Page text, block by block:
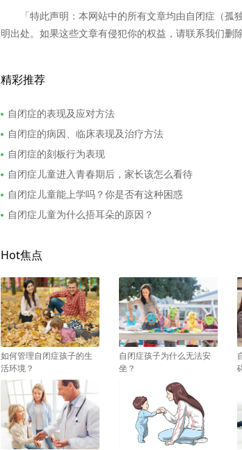
「特此声明：本网站中的所有文章均由自闭症（
明出处。如果这些文章有侵犯你的权益，请联系我们删除
精彩推荐
自闭症的表现及应对方法
自闭症的病因、临床表现及治疗方法
自闭症的刻板行为表现
自闭症儿童进入青春期后，家长该怎么看待
自闭症儿童能上学吗？你是否有这种困惑
自闭症儿童为什么捂耳朵的原因？
Hot焦点
如何管理自闭症孩子的生
活环境？
自闭症孩子为什么无法安
坐？